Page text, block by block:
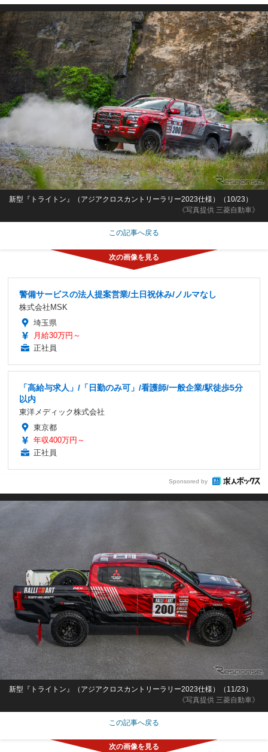
《写真提供 三菱自動車》
新型『トライトン』（アジアクロスカントリーラリー2023仕様）（10/23）
この記事へ戻る
警備サービスの法人提案営業/土日祝休み/ノルマなし
株式会社MSK
埼玉県
月給30万円～
正社員
「高給与求人」/「日勤のみ可」/看護師/一般企業/駅徒歩5分
以内
東洋メディック株式会社
東京都
年収400万円～
正社員
Sponsored by
《写真提供 三菱自動車》
新型『トライトン』（アジアクロスカントリーラリー2023仕様）（11/23）
この記事へ戻る